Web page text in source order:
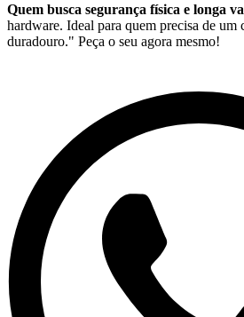
Quem busca segurança física e longa
hardware. Ideal para quem precisa de um
duradouro." Peça o seu agora mesmo!